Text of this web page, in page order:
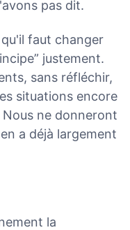
pas dit.
faut changer
justement.
sans réfléchir,
situations encore
Nous ne donneront
a déjà largement
la